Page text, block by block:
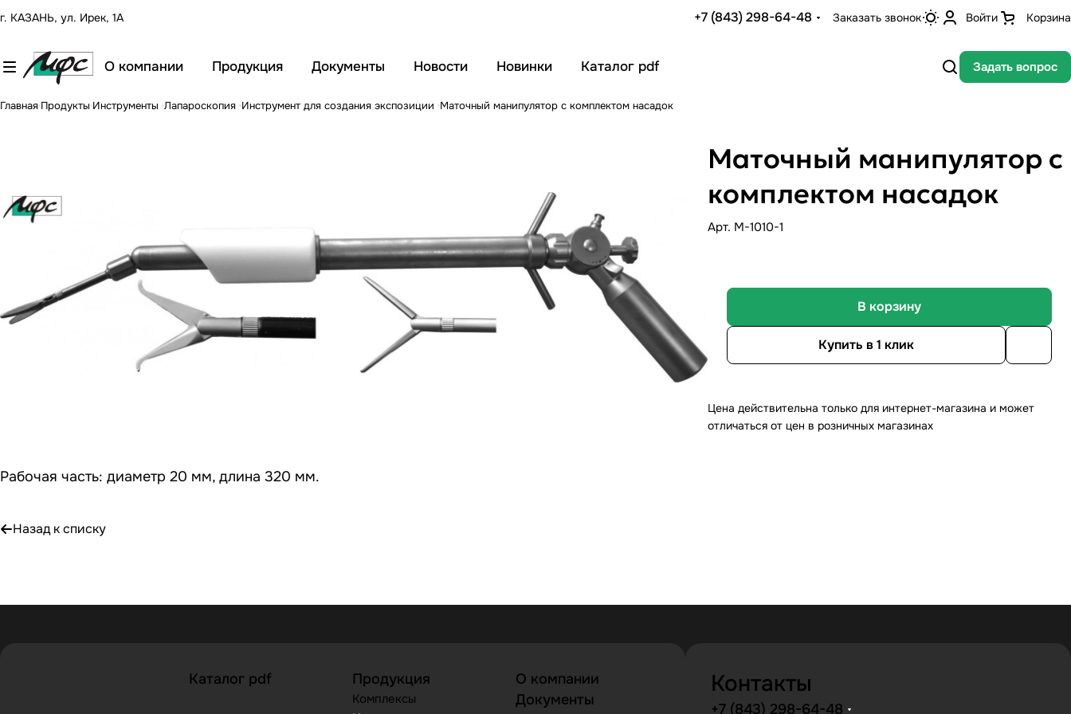
г. КАЗАНЬ, ул. Ирек, 1А +7 (843) 298-64-48 Заказать звонок Войти Корзина
О компании Продукция Документы Новости Новинки Каталог pdf Задать вопрос
Главная Продукты Инструменты Лапароскопия Инструмент для создания экспозиции Маточный манипулятор с комплектом насадок
Маточный манипулятор с
комплектом насадок
Арт. M-1010-1
В корзину
Купить в 1 клик
Цена действительна только для интернет-магазина и может
отличаться от цен в розничных магазинах
Рабочая часть: диаметр 20 мм, длина 320 мм.
Назад к списку
Каталог pdf Продукция
Комплексы
О компании
Документы
Контакты
+7 (843) 298-64-48